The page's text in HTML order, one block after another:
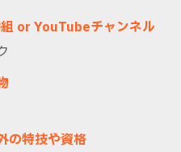
or YouTubeチャンネル
の特技や資格